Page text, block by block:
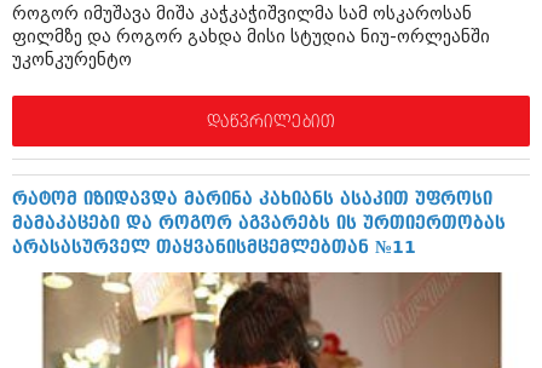
იანვარი 2016 (206)
დეკემბერი 2015 (207)
ნოემბერი 2015 (264)
სექტემბერი 2015 (215)
ივლისი 2015 (173)
მაისი 2015 (194)
აპრილი 2015 (208)
მარტი 2015 (365)
თებერვალი 2015 (286)
იანვარი 2015 (247)
დეკემბერი 2014 (342)
ნოემბერი 2014 (290)
როგორ იმუშავა მიშა კაჭკაჭიშვილმა სამ ოსკაროსან
ფილმზე და როგორ გახდა მისი სტუდია ნიუ-ორლეანში
უკონკურენტო
დაწვრილებით
რატომ იზიდავდა მარინა კახიანს ასაკით უფროსი
მამაკაცები და როგორ აგვარებს ის ურთიერთობას
არასასურველ თაყვანისმცემლებთან №11